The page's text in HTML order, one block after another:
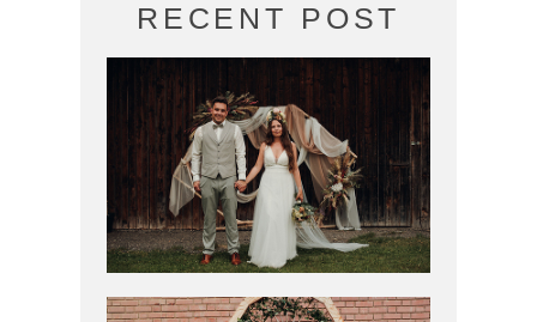
RECENT POST
FREIE TRAUUNG IM
LANDGUT
KUGLERALM IN
EBERSBERG